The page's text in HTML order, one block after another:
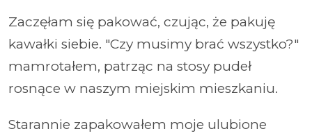
Zaczęłam się pakować, czując, że pakuję
kawałki siebie. "Czy musimy brać wszystko?"
mamrotałem, patrząc na stosy pudeł
rosnące w naszym miejskim mieszkaniu.
Starannie zapakowałem moje ulubione